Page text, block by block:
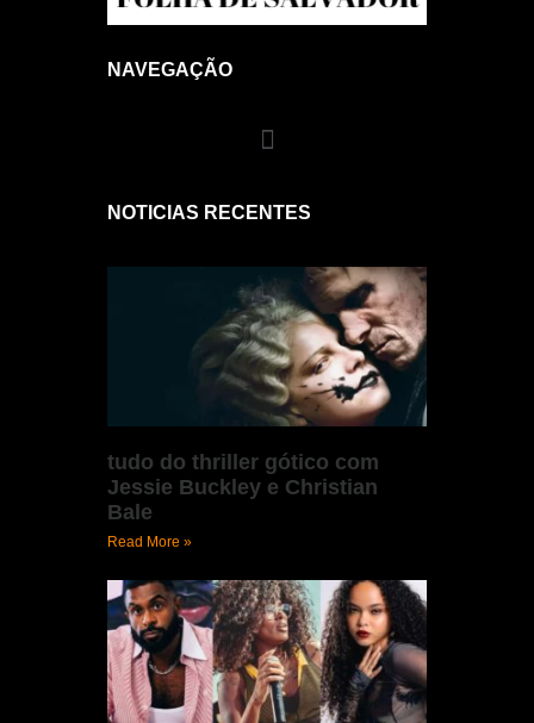
NAVEGAÇÃO
NOTICIAS RECENTES
tudo do thriller gótico com
Jessie Buckley e Christian
Bale
Read More »